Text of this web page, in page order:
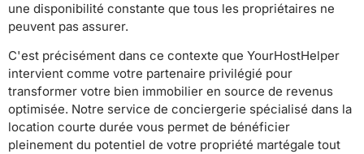
une disponibilité constante que tous les propriétaires ne
peuvent pas assurer.
C'est précisément dans ce contexte que YourHostHelper
intervient comme votre partenaire privilégié pour
transformer votre bien immobilier en source de revenus
optimisée. Notre service de conciergerie spécialisé dans la
location courte durée vous permet de bénéficier
pleinement du potentiel de votre propriété martégale tout